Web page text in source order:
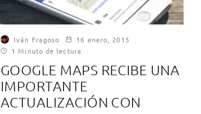
Iván Fragoso
16 enero, 2015
1 Minuto de lectura
GOOGLE MAPS RECIBE UNA
IMPORTANTE
ACTUALIZACIÓN CON